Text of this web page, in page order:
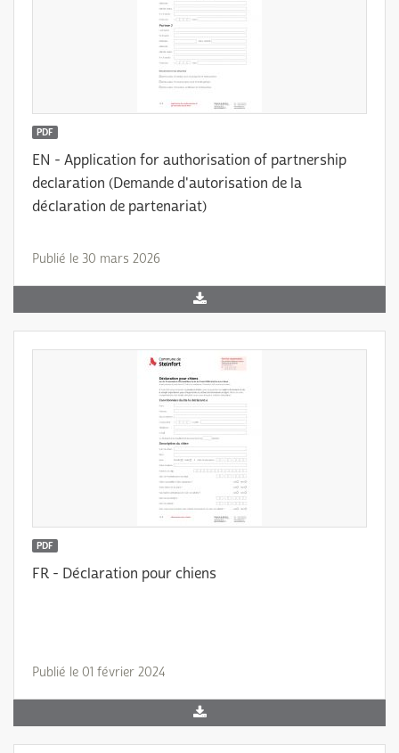
PDF
EN - Application for authorisation of partnership
declaration (Demande d'autorisation de la
déclaration de partenariat)
Publié le 30 mars 2026
PDF
FR - Déclaration pour chiens
Publié le 01 février 2024